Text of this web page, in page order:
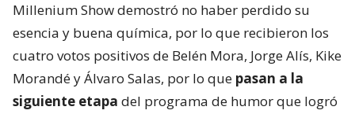
Millenium Show demostró no haber perdido su
esencia y buena química, por lo que recibieron los
cuatro votos positivos de Belén Mora, Jorge Alís, Kike
Morandé y Álvaro Salas, por lo que pasan a la
siguiente etapa del programa de humor que logró